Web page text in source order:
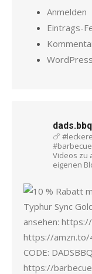
Anmelden
Eintrags-
🍗
#barbecue
Videos zu
eigenen